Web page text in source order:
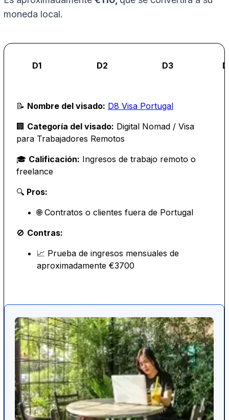
moneda local.
D1 D2 D3
📝 Nombre del visado: D8 Visa Portugal
🏢 Categoría del visado: Digital Nomad / Visa
para Trabajadores Remotos
🎓 Calificación: Ingresos de trabajo remoto o
freelance
🔍 Pros:
🌐 Contratos o clientes fuera de Portugal
🚫 Contras:
📈 Prueba de ingresos mensuales de
aproximadamente €3700